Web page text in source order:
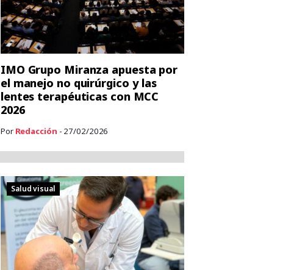
IMO Grupo Miranza apuesta por
el manejo no quirúrgico y las
lentes terapéuticas con MCC
2026
Por Redacción - 27/02/2026
Salud visual